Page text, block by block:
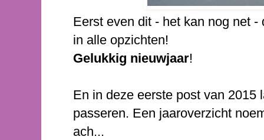
Eerst even dit - het kan nog net
in alle opzichten!
Gelukkig nieuwjaar!
En in deze eerste post van 2015
passeren. Een jaaroverzicht
ach...